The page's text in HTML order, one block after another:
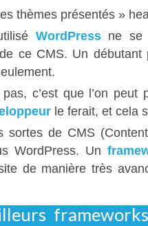
thèmes présentés »
WordPressne se
ce CMS. Un débutant
c’est que l’on peut
le ferait, et cela
sortes de CMS
WordPress. Un
de manière très